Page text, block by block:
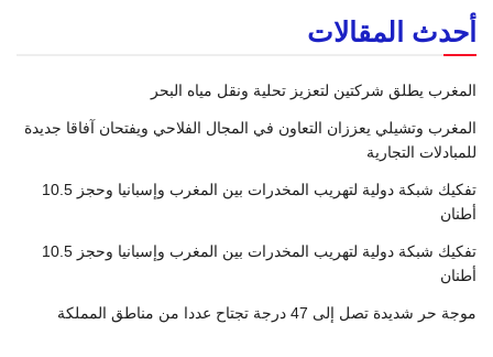
أحدث المقالات
المغرب يطلق شركتين لتعزيز تحلية ونقل مياه البحر
المغرب وتشيلي يعززان التعاون في المجال الفلاحي ويفتحان آفاقا جديدة
للمبادلات التجارية
تفكيك شبكة دولية لتهريب المخدرات بين المغرب وإسبانيا وحجز 10.5
أطنان
تفكيك شبكة دولية لتهريب المخدرات بين المغرب وإسبانيا وحجز 10.5
أطنان
موجة حر شديدة تصل إلى 47 درجة تجتاح عددا من مناطق المملكة